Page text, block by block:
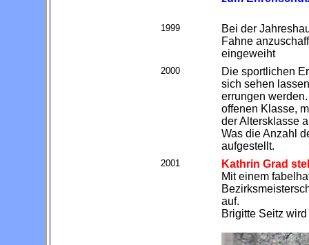
1999
Bei der
Fahne
eingeweiht
2000
Die sportlichen
sich sehen
errungen
offenen Klasse,
der Altersklasse
Was die Anzahl
aufgestellt.
2001
Kathrin Grad
Mit einem
auf.
Brigitte Seitz